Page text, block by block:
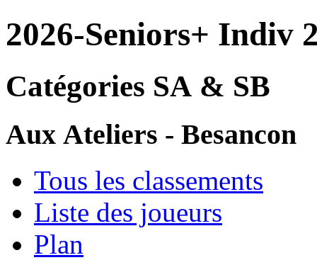
2026-Seniors+ Indiv
Catégories SA & SB
Aux Ateliers - Besancon
Tous les classements
Liste des joueurs
Plan